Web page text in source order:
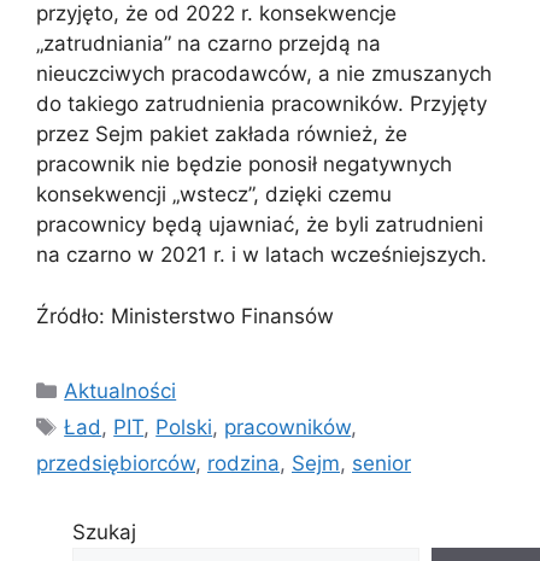
przyjęto, że od 2022 r. konsekwencje
„zatrudniania” na czarno przejdą na
nieuczciwych pracodawców, a nie zmuszanych
do takiego zatrudnienia pracowników. Przyjęty
przez Sejm pakiet zakłada również, że
pracownik nie będzie ponosił negatywnych
konsekwencji „wstecz”, dzięki czemu
pracownicy będą ujawniać, że byli zatrudnieni
na czarno w 2021 r. i w latach wcześniejszych.
Źródło: Ministerstwo Finansów
Kategorie
Aktualności
Tagi
Ład , PIT, Polski, pracowników,
przedsiębiorców, rodzina, Sejm, senior
Szukaj